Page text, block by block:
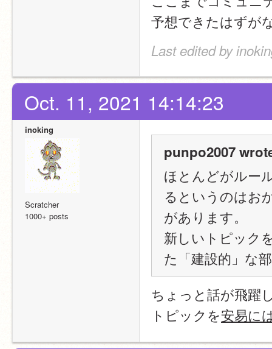
予想できたはずが
Last edited by
Oct. 11, 2021 14:14:23
inoking
Scratcher
1000+ posts
punpo2007
ほとんどがルー
るというのはお
があります。
新しいトピック
た「建設的」な
ちょっと話が飛躍
トピックを安易に